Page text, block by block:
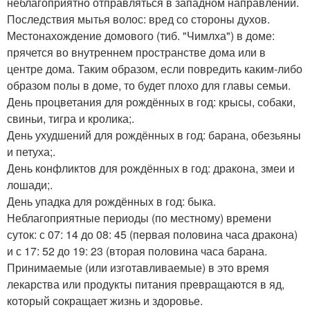
Последствия мытья волос: вред со стороны духов.
Местонахождение домового (тиб. "Чимлха") в доме:
прячется во внутреннем пространстве дома или в
центре дома. Таким образом, если повредить каким-либо
образом полы в доме, то будет плохо для главы семьи.
День процветания для рождённых в год: крысы, собаки,
свиньи, тигра и кролика;.
День ухудшений для рождённых в год: барана, обезьяны
и петуха;.
День конфликтов для рождённых в год: дракона, змеи и
лошади;.
День упадка для рождённых в год: быка.
Неблагоприятные периоды (по местному) времени
суток: с 07: 14 до 08: 45 (первая половина часа дракона)
и с 17: 52 до 19: 23 (вторая половина часа барана.
Принимаемые (или изготавливаемые) в это время
лекарства или продукты питания превращаются в яд,
который сокращает жизнь и здоровье.